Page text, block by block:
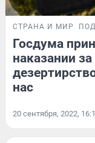
СТРАНА И МИР
Госдума
наказании
нас
20 сентября, 2022,